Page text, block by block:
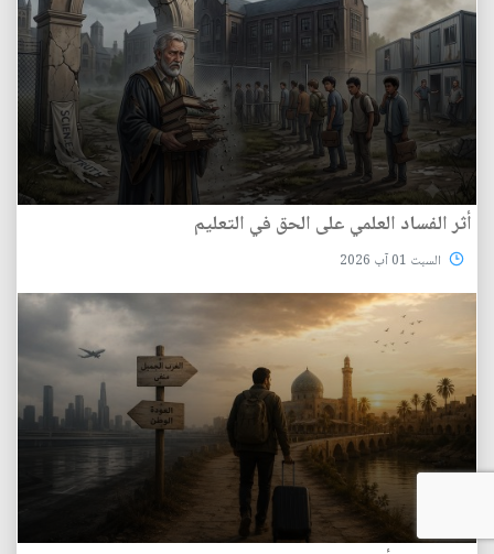
أثر الفساد العلمي على الحق في التعليم
السبت 01 آب 2026